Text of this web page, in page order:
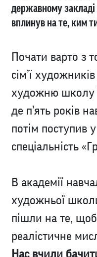
державному закладі
вплинув на те, ким
Почати варто з
сім’ї
художню школу
де п’ять років
потім
спеціальність
В академії
художньої
пішли на те,
реалістичне
Нас вчили